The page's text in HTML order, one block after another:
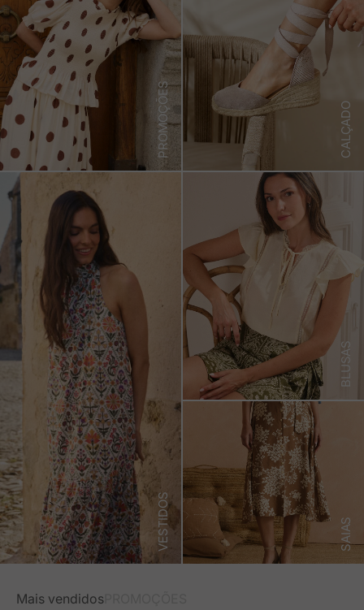
PROMOÇÕES CALÇADO
VESTIDOS
BLUSAS
SAIAS
Mais vendidos